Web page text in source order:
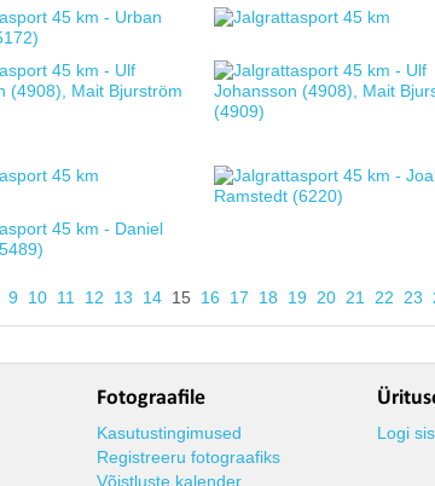
9 10 11 12 13 14 15 16 17 18 19 20 21 22 23
Fotograafile
Kasutustingimused
Registreeru fotograafiks
Võistluste kalender
Logi